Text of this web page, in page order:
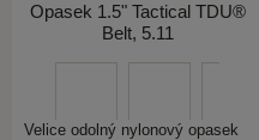
Opasek 1.5" Tactical TDU®
Belt, 5.11
Velice odolný nylonový opasek